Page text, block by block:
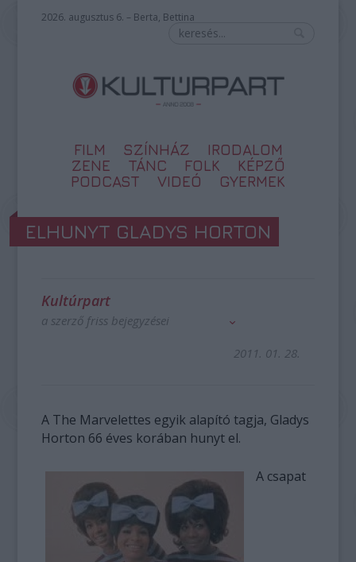
2026. augusztus 6. – Berta, Bettina
FILM SZÍNHÁZ
IRODALOM
ZENE
TÁNC FOLK
KÉPZŐ
PODCAST
VIDEÓ GYERMEK
ELHUNYT GLADYS HORTON
Kultúrpart
a szerző friss bejegyzései
2011. 01. 28.
A The Marvelettes egyik alapító tagja, Gladys
Horton 66 éves korában hunyt el.
A csapat